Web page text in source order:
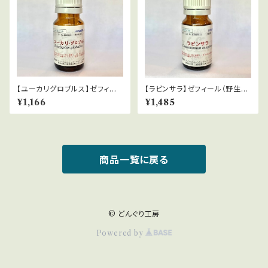
【ユーカリグロブルス】ゼフィー
ル（有機栽培）Eucalyptus glo
bulus
¥1,166
【ラビンサラ】ゼフィール（野生）
Cinnamomum camphora
¥1,485
商品一覧に戻る
© どんぐり工房
Powered by